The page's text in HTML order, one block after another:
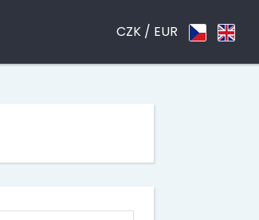
CZK / EUR